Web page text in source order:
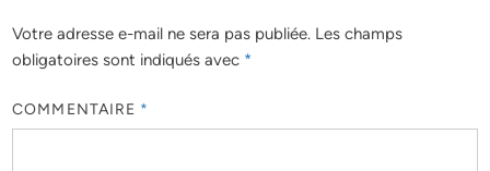
Votre adresse e-mail ne sera pas publiée. Les champs
obligatoires sont indiqués avec *
COMMENTAIRE *